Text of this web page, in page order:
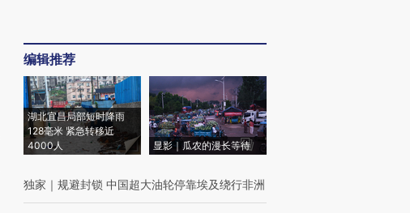
编辑推荐
湖北宜昌局部短时降雨
128毫米 紧急转移近
4000人
显影｜瓜农的漫长等待
独家 ｜ 规避封锁 中国超大油轮停靠埃及绕行非洲